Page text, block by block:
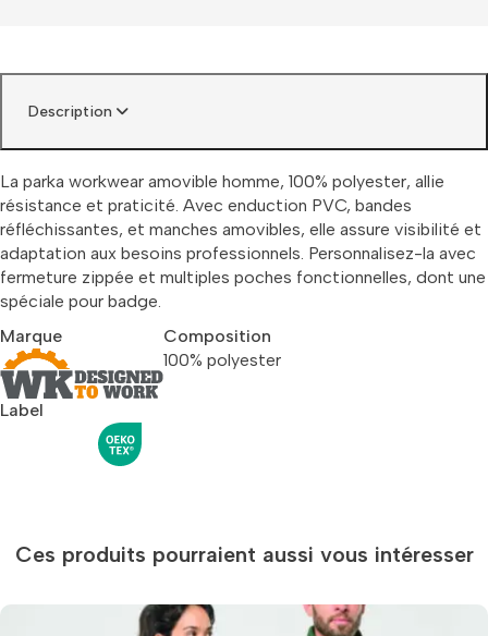
Description
La parka workwear amovible homme, 100% polyester, allie
résistance et praticité. Avec enduction PVC, bandes
réfléchissantes, et manches amovibles, elle assure visibilité et
adaptation aux besoins professionnels. Personnalisez-la avec
fermeture zippée et multiples poches fonctionnelles, dont une
spéciale pour badge.
Marque
Composition
100% polyester
Label
Ces produits pourraient aussi vous intéresser